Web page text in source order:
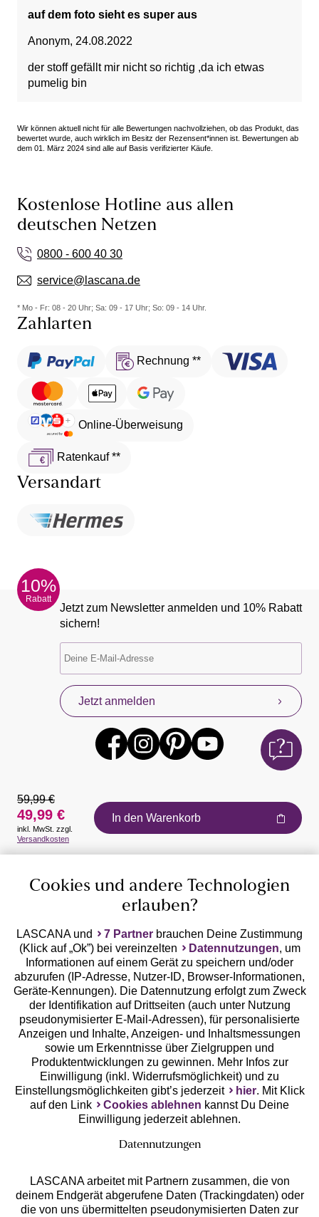
auf dem foto sieht es super aus
Anonym, 24.08.2022
der stoff gefällt mir nicht so richtig ,da ich etwas
pumelig bin
Wir können aktuell nicht für alle Bewertungen nachvollziehen, ob das Produkt, das
bewertet wurde, auch wirklich im Besitz der Rezensent*innen ist. Bewertungen ab
dem 01. März 2024 sind alle auf Basis verifizierter Käufe.
Kostenlose Hotline aus allen
deutschen Netzen
0800 - 600 40 30
service@lascana.de
* Mo - Fr: 08 - 20 Uhr; Sa: 09 - 17 Uhr; So: 09 - 14 Uhr.
Zahlarten
Rechnung **
Online-Überweisung
Ratenkauf **
Versandart
10%
Rabatt
Jetzt zum Newsletter anmelden und 10% Rabatt
sichern!
Jetzt anmelden
Auszeichnungen
Geprüfte Sicherheit
Unsere Apps
Services
59,99 €
49,99 €
inkl. MwSt. zzgl.
Versandkosten
In den Warenkorb
Cookies und andere Technologien
erlauben?
LASCANA und 7 Partner brauchen Deine Zustimmung
(Klick auf „Ok”) bei vereinzelten
Datennutzungen, um
Informationen auf einem Gerät zu speichern und/oder
abzurufen (IP-Adresse, Nutzer-ID, Browser-Informationen,
Geräte-Kennungen). Die Datennutzung erfolgt zum Zweck
der Identifikation auf Drittseiten (auch unter Nutzung
pseudonymisierter E-Mail-Adressen), für personalisierte
Anzeigen und Inhalte, Anzeigen- und Inhaltsmessungen
sowie um Erkenntnisse über Zielgruppen und
Produktentwicklungen zu gewinnen. Mehr Infos zur
Einwilligung (inkl. Widerrufsmöglichkeit) und zu
Einstellungsmöglichkeiten gibt’s jederzeit
hier. Mit Klick
auf den Link
Cookies ablehnen kannst Du Deine
Einwilligung jederzeit ablehnen.
Datennutzungen
LASCANA arbeitet mit Partnern zusammen, die von
deinem Endgerät abgerufene Daten (Trackingdaten) oder
die von uns übermittelten pseudonymisierten Daten zur